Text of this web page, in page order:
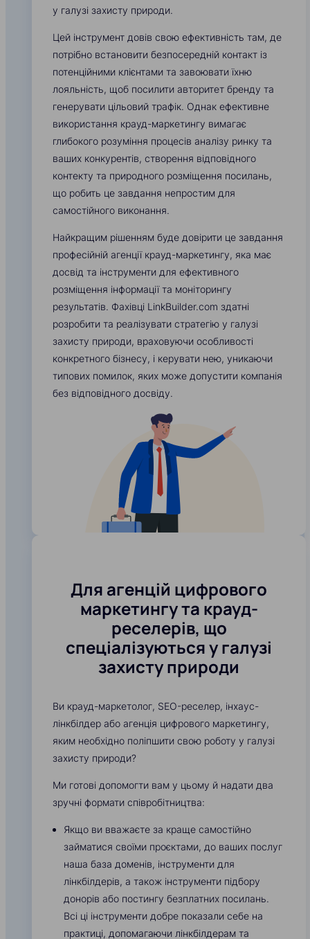
у галузі захисту природи.
Цей інструмент довів свою ефективність там, де
потрібно встановити безпосередній контакт із
потенційними клієнтами та завоювати їхню
лояльність, щоб посилити авторитет бренду та
генерувати цільовий трафік. Однак ефективне
використання крауд-маркетингу вимагає
глибокого розуміння процесів аналізу ринку та
ваших конкурентів, створення відповідного
контекту та природного розміщення посилань,
що робить це завдання непростим для
самостійного виконання.
Найкращим рішенням буде довірити це завдання
професійній агенції крауд-маркетингу, яка має
досвід та інструменти для ефективного
розміщення інформації та моніторингу
результатів. Фахівці LinkBuilder.com здатні
розробити та реалізувати стратегію у галузі
захисту природи, враховуючи особливості
конкретного бізнесу, і керувати нею, уникаючи
типових помилок, яких може допустити компанія
без відповідного досвіду.
Для агенцій цифрового
маркетингу та крауд-
реселерів, що
спеціалізуються у галузі
захисту природи
Ви крауд-маркетолог, SEO-реселер, інхаус-
лінкбілдер або агенція цифрового маркетингу,
яким необхідно поліпшити свою роботу у галузі
захисту природи?
Ми готові допомогти вам у цьому й надати два
зручні формати співробітництва:
Якщо ви вважаєте за краще самостійно
займатися своїми проєктами, до ваших послуг
наша база доменів, інструменти для
лінкбілдерів, а також інструменти підбору
донорів або постингу безплатних посилань.
Всі ці інструменти добре показали себе на
практиці, допомагаючи лінкбілдерам та